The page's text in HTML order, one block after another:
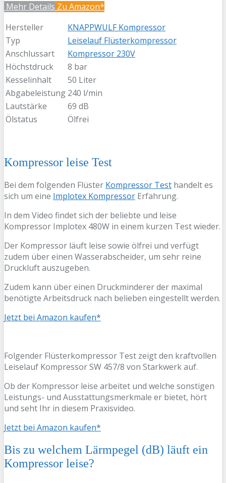
Mehr Details Zu Amazon*
Hersteller
KNAPPWULF Kompressor
Typ
Leiselauf Flüsterkompressor
Anschlussart
Kompressor 230V
Höchstdruck
8 bar
Kesselinhalt
50 Liter
Abgabeleistung 240 l/min
Lautstärke
69 dB
Ölstatus
Ölfrei
Kompressor leise Test
Bei dem folgenden Flüster Kompressor Test handelt es
sich um eine Implotex Kompressor Erfahrung.
In dem Video findet sich der beliebte und leise
Kompressor Implotex 480W in einem kurzen Test wieder.
Der Kompressor läuft leise sowie ölfrei und verfügt
zudem über einen Wasserabscheider, um sehr reine
Druckluft auszugeben.
Zudem kann über einen Druckminderer der maximal
benötigte Arbeitsdruck nach belieben eingestellt werden.
Jetzt bei Amazon kaufen*
Folgender Flüsterkompressor Test zeigt den kraftvollen
Leiselauf Kompressor SW 457/8 von Starkwerk auf.
Ob der Kompressor leise arbeitet und welche sonstigen
Leistungs- und Ausstattungsmerkmale er bietet, hört
und seht Ihr in diesem Praxisvideo.
Jetzt bei Amazon kaufen*
Bis zu welchem Lärmpegel (dB) läuft ein
Kompressor leise?